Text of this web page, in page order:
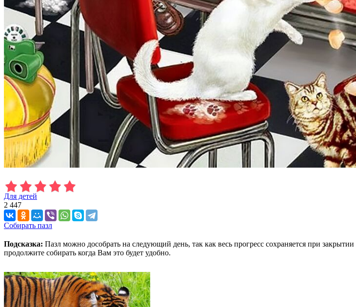
Для детей
2 447
Собирать пазл
Подсказка: Пазл можно дособрать на следующий день, так как весь прогресс сохраняется при
продолжите собирать когда Вам это будет удобно.